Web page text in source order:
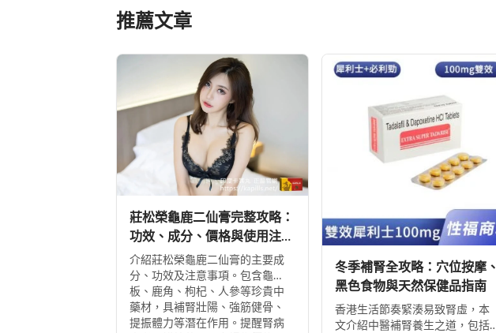
推薦文章
莊松榮龜鹿二仙膏完整攻略：
功效、成分、價格與使用注意
事項
介紹莊松榮龜鹿二仙膏的主要成
分、功效及注意事項。包含龜
板、鹿角、枸杞、人參等珍貴中
藥材，具補腎壯陽、強筋健骨、
提振體力等潛在作用。提醒腎病
冬季補腎全攻略：穴位按摩、
黑色食物與天然保健品指南
香港生活節奏緊湊易致腎虛，本
文介紹中醫補腎養生之道，包括